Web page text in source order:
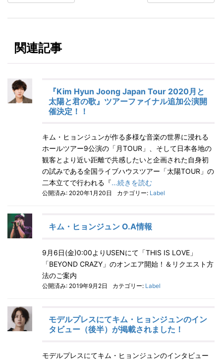
関連記事
『Kim Hyun Joong Japan Tour 2020月と
太陽と君の歌』ツアーファイナル追加公演開
催決定！！
キム・ヒョンジュンが作る多様な音楽の世界に浸れる
ホールツアー9公演の「月TOUR」、そして日本各地の
観客とより近い距離で共感したいと企画された自身初
の試みである全国ライブハウスツアー「太陽TOUR」の
二本立てで行われる『…続きを読む
公開済み: 2020年1月20日 カテゴリー: Label
キム・ヒョンジュン O.A情報
9月6日(金)0:00よりUSENにて「THIS IS LOVE」
「BEYOND CRAZY」のオンエア開始！＆リクエスト方
法のご案内
公開済み: 2019年9月2日 カテゴリー: Label
モデルプレスにてキム・ヒョンジュンのイン
タビュー（後半）が掲載されました！
モデルプレスにてキム・ヒョンジュンのインタビュー